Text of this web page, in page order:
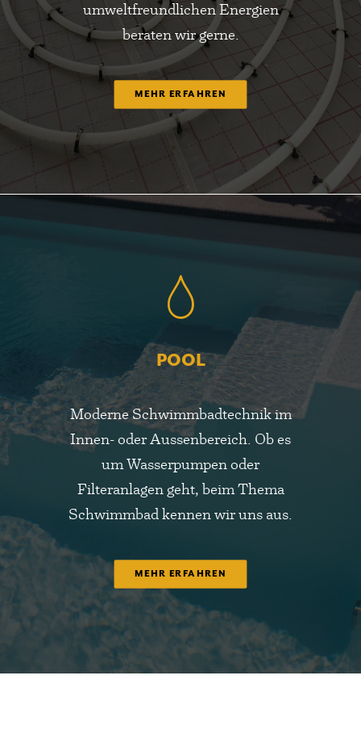
umweltfreundlichen Energien
beraten wir gerne.
MEHR ERFAHREN
POOL
Moderne Schwimmbadtechnik im
Innen- oder Aussenbereich. Ob es
um Wasserpumpen oder
Filteranlagen geht, beim Thema
Schwimmbad kennen wir uns aus.
MEHR ERFAHREN